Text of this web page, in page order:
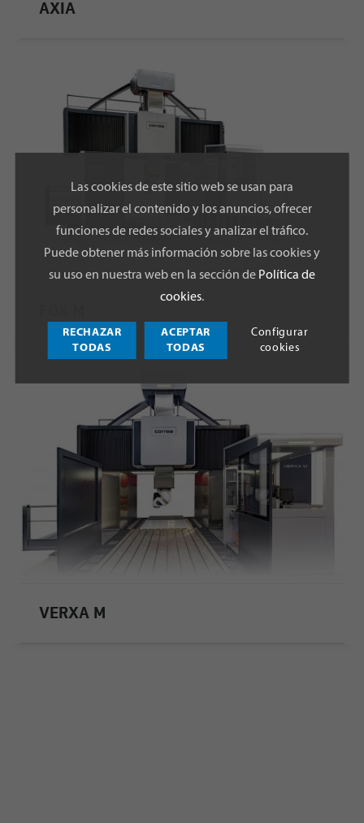
AXIA
VERXA M
Las cookies de este sitio web se usan para
personalizar el contenido y los anuncios, ofrecer
funciones de redes sociales y analizar el tráfico.
Puede obtener más información sobre las cookies y
su uso en nuestra web en la sección de Política de
cookies.
RECHAZAR
TODAS
ACEPTAR
TODAS
Configurar
cookies